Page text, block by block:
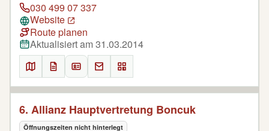
030 499 07 337
Website
Route planen
Aktualisiert am 31.03.2014
6. Allianz Hauptvertretung Boncuk
Öffnungszeiten nicht hinterlegt